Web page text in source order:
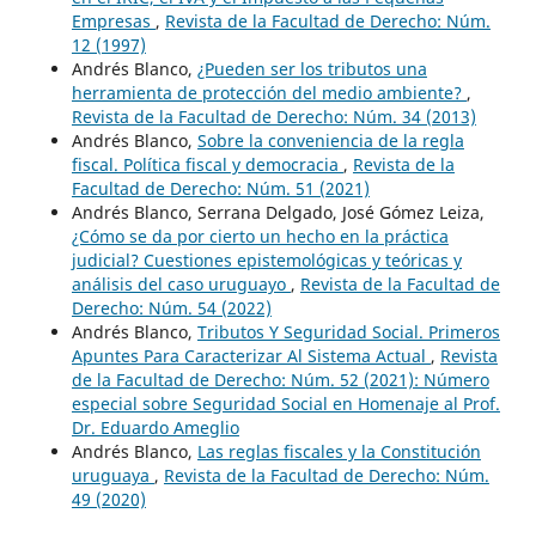
Empresas , Revista de la Facultad de Derecho: Núm.
12 (1997)
Andrés Blanco, ¿Pueden ser los tributos una
herramienta de protección del medio ambiente? ,
Revista de la Facultad de Derecho: Núm. 34 (2013)
Andrés Blanco, Sobre la conveniencia de la regla
fiscal. Política fiscal y democracia , Revista de la
Facultad de Derecho: Núm. 51 (2021)
Andrés Blanco, Serrana Delgado, José Gómez Leiza,
¿Cómo se da por cierto un hecho en la práctica
judicial? Cuestiones epistemológicas y teóricas y
análisis del caso uruguayo , Revista de la Facultad de
Derecho: Núm. 54 (2022)
Andrés Blanco, Tributos Y Seguridad Social. Primeros
Apuntes Para Caracterizar Al Sistema Actual , Revista
de la Facultad de Derecho: Núm. 52 (2021): Número
especial sobre Seguridad Social en Homenaje al Prof.
Dr. Eduardo Ameglio
Andrés Blanco, Las reglas fiscales y la Constitución
uruguaya , Revista de la Facultad de Derecho: Núm.
49 (2020)